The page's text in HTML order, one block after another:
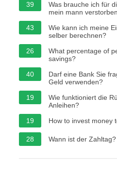
39
Was brauche ich für
mein mann
43
Wie kann ich meine
selber berechnen?
26
What percentage of
savings?
40
Darf eine Bank Sie
Geld verwenden?
19
Wie funktioniert die
Anleihen?
19
How to invest money
28 Wann ist der Zahltag?